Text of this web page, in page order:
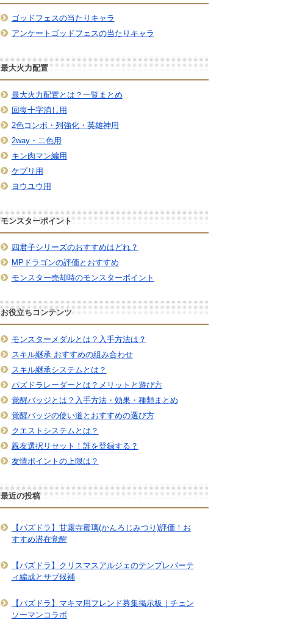
ゴッドフェスの当たりキャラ
アンケートゴッドフェスの当たりキャラ
最大火力配置
最大火力配置とは？一覧まとめ
回復十字消し用
2色コンボ・列強化・英雄神用
2way・二色用
キン肉マン編用
ケプリ用
ヨウユウ用
モンスターポイント
四君子シリーズのおすすめはどれ？
MPドラゴンの評価とおすすめ
モンスター売却時のモンスターポイント
お役立ちコンテンツ
モンスターメダルとは？入手方法は？
スキル継承 おすすめの組み合わせ
スキル継承システムとは？
パズドラレーダーとは？メリットと遊び方
覚醒バッジとは？入手方法・効果・種類まとめ
覚醒バッジの使い道とおすすめの選び方
クエストシステムとは？
親友選択リセット！誰を登録する？
友情ポイントの上限は？
最近の投稿
【パズドラ】甘露寺蜜璃(かんろじみつり)評価！お
すすめ潜在覚醒
【パズドラ】クリスマスアルジェのテンプレパーテ
ィ編成とサブ候補
【パズドラ】マキマ用フレンド募集掲示板｜チェン
ソーマンコラボ